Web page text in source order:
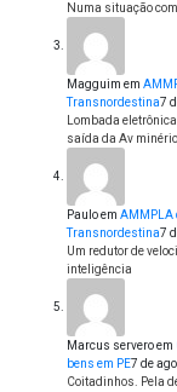
Numa situação
Magguim em
Transnordestina7
Lombada
saída da Av
Pauloem AMMPLA
Transnordestina7
Um redutor de
inteligência
Marcus serveroem
bens em PE7 de
Coitadinhos. Pela